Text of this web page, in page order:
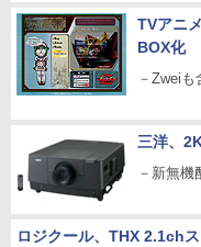
TVアニ
BOX化
－Zwei
三洋、
－新無機
ロジクール、THX 2.1ch